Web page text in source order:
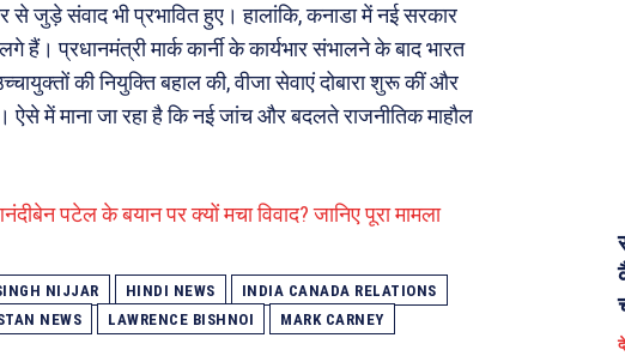
से जुड़े संवाद भी प्रभावित हुए। हालांकि, कनाडा में नई सरकार
प्रधानमंत्री मार्क कार्नी के कार्यभार संभालने के बाद भारत
की नियुक्ति बहाल की, वीजा सेवाएं दोबारा शुरू कीं और
ऐसे में माना जा रहा है कि नई जांच और बदलते राजनीतिक माहौल
पटेल के बयान पर क्यों मचा विवाद? जानिए पूरा मामला
NIJJAR HINDI NEWS
INDIA CANADA RELATIONS
NEWS LAWRENCE BISHNOI
MARK CARNEY